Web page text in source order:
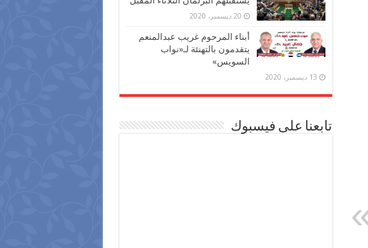
20 ديسمبر، 2020
أبناء المرحوم غريب عبدالمنعم
يتقدمون بالتهنئة لـ«نواب
السويس»
13 ديسمبر، 2020
تابعنا على فيسبوك